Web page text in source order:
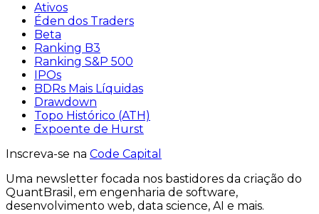
Ativos
Éden dos Traders
Beta
Ranking B3
Ranking S&P 500
IPOs
BDRs Mais Líquidas
Drawdown
Topo Histórico (ATH)
Expoente de Hurst
Inscreva-se na Code Capital
Uma newsletter focada nos bastidores da criação do
QuantBrasil , em engenharia de software,
desenvolvimento web, data science, AI e mais.